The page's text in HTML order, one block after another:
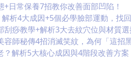
日常保養7招教你改善面部凹陷！
析4大成因+5個必學臉部運動，找
痧教學+解析3大去紋穴位與材質
師秘傳4招消滅笑紋，為何「這招
？解析5大核心成因與4階段改善方案